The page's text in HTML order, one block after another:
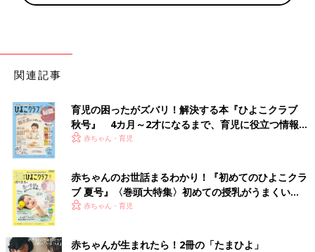
関連記事
育児の困ったがズバリ！解決する本『ひよこクラブ
秋号』 4カ月～2才になるまで、育児に役立つ情報が
いっぱい！
赤ちゃん・育児
赤ちゃんのお世話まるわかり！『初めてのひよこクラ
ブ 夏号』〈巻頭大特集〉初めての授乳がうまくい
く！ おっぱい・ミルクの基本と夏のトラブル 解決テ
赤ちゃん・育児
赤ちゃんが生まれたら！2冊の「たまひよ」